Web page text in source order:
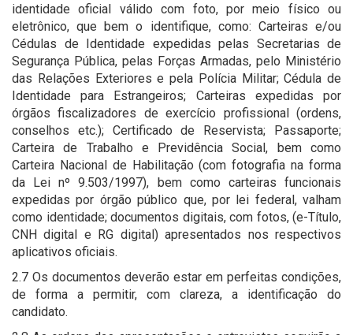
identidade oficial válido com foto, por meio físico ou
eletrônico, que bem o identifique, como: Carteiras e/ou
Cédulas de Identidade expedidas pelas Secretarias de
Segurança Pública, pelas Forças Armadas, pelo Ministério
das Relações Exteriores e pela Polícia Militar; Cédula de
Identidade para Estrangeiros; Carteiras expedidas por
órgãos fiscalizadores de exercício profissional (ordens,
conselhos etc.); Certificado de Reservista; Passaporte;
Carteira de Trabalho e Previdência Social, bem como
Carteira Nacional de Habilitação (com fotografia na forma
da Lei nº 9.503/1997), bem como carteiras funcionais
expedidas por órgão público que, por lei federal, valham
como identidade; documentos digitais, com fotos, (e-Título,
CNH digital e RG digital) apresentados nos respectivos
aplicativos oficiais.
2.7 Os documentos deverão estar em perfeitas condições,
de forma a permitir, com clareza, a identificação do
candidato.